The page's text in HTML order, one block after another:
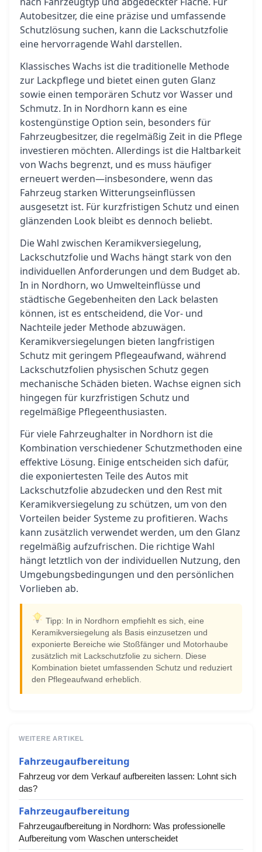
Autobesitzer, die eine präzise und umfassende
Schutzlösung suchen, kann die Lackschutzfolie
eine hervorragende Wahl darstellen.
Klassisches Wachs ist die traditionelle Methode
zur Lackpflege und bietet einen guten Glanz
sowie einen temporären Schutz vor Wasser und
Schmutz. In in Nordhorn kann es eine
kostengünstige Option sein, besonders für
Fahrzeugbesitzer, die regelmäßig Zeit in die Pflege
investieren möchten. Allerdings ist die Haltbarkeit
von Wachs begrenzt, und es muss häufiger
erneuert werden—insbesondere, wenn das
Fahrzeug starken Witterungseinflüssen
ausgesetzt ist. Für kurzfristigen Schutz und einen
glänzenden Look bleibt es dennoch beliebt.
Die Wahl zwischen Keramikversiegelung,
Lackschutzfolie und Wachs hängt stark von den
individuellen Anforderungen und dem Budget ab.
In in Nordhorn, wo Umwelteinflüsse und
städtische Gegebenheiten den Lack belasten
können, ist es entscheidend, die Vor- und
Nachteile jeder Methode abzuwägen.
Keramikversiegelungen bieten langfristigen
Schutz mit geringem Pflegeaufwand, während
Lackschutzfolien physischen Schutz gegen
mechanische Schäden bieten. Wachse eignen sich
hingegen für kurzfristigen Schutz und
regelmäßige Pflegeenthusiasten.
Für viele Fahrzeughalter in Nordhorn ist die
Kombination verschiedener Schutzmethoden eine
effektive Lösung. Einige entscheiden sich dafür,
die exponiertesten Teile des Autos mit
Lackschutzfolie abzudecken und den Rest mit
Keramikversiegelung zu schützen, um von den
Vorteilen beider Systeme zu profitieren. Wachs
kann zusätzlich verwendet werden, um den Glanz
regelmäßig aufzufrischen. Die richtige Wahl
hängt letztlich von der individuellen Nutzung, den
Umgebungsbedingungen und den persönlichen
Vorlieben ab.
Tipp: In in Nordhorn empfiehlt es sich, eine
Keramikversiegelung als Basis einzusetzen und
exponierte Bereiche wie Stoßfänger und Motorhaube
zusätzlich mit Lackschutzfolie zu sichern. Diese
Kombination bietet umfassenden Schutz und reduziert
den Pflegeaufwand erheblich.
WEITERE ARTIKEL
Fahrzeugaufbereitung
Fahrzeug vor dem Verkauf aufbereiten lassen: Lohnt sich
das?
Fahrzeugaufbereitung
Fahrzeugaufbereitung in Nordhorn: Was professionelle
Aufbereitung vom Waschen unterscheidet